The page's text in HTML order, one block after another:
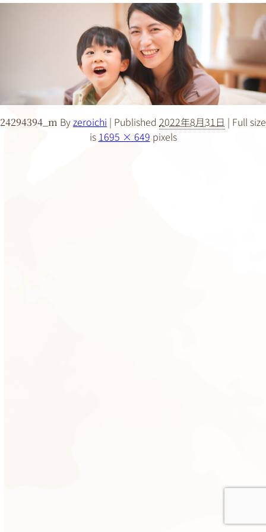
24294394_m By zeroichi | Published 2022年8月31日 | Full size
is 1695 × 649 pixels